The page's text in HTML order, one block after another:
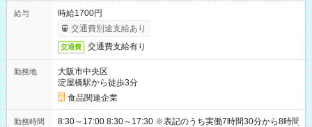
給与
時給1700円
交通費別途支給あり
交通費 交通費支給有り
勤務地
大阪市中央区
淀屋橋駅から徒歩3分
食品関連企業
勤務時間
8:30～17:00 8:30～17:30 ※表記のうち実働7時間30分から8時間